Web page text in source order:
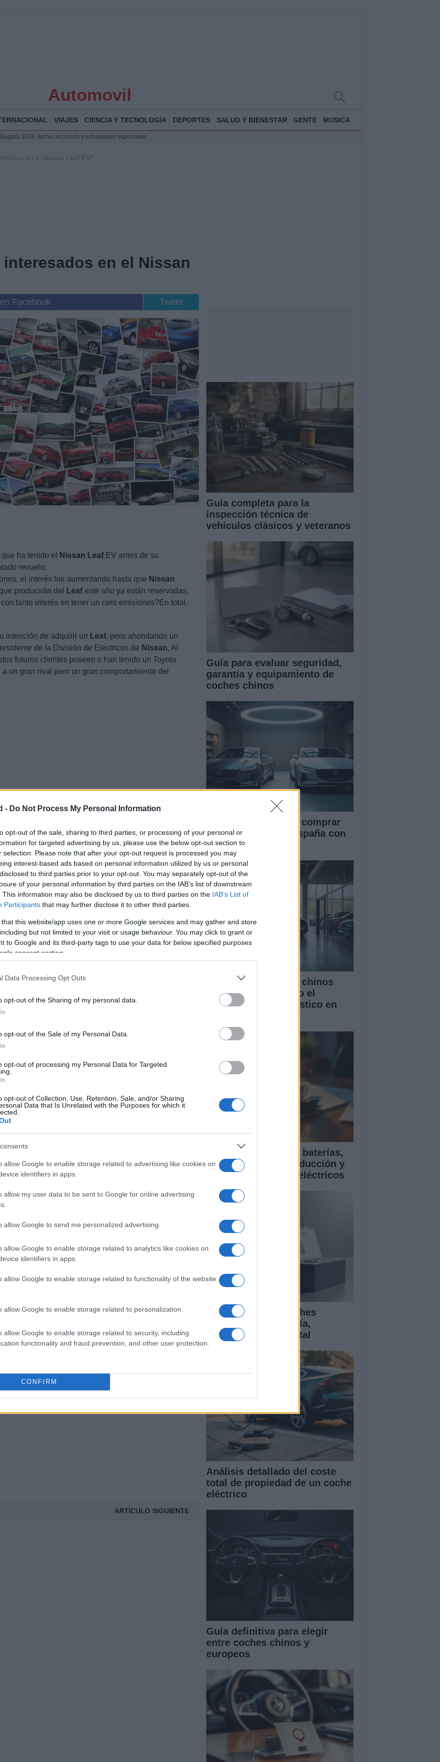
- Do Not Process My Personal Information
opt-out of the sale, sharing to third parties, or processing of your personal or
for targeted advertising by us, please use the below opt-out section to
selection. Please note that after your opt-out request is processed you may
interest-based ads based on personal information utilized by us or personal
to third parties prior to your opt-out. You may separately opt-out of the
of your personal information by third parties on the IAB’s list of downstream
This information may also be disclosed by us to third parties on the IAB’s List of
Participants that may further disclose it to other third parties.
that this website/app uses one or more Google services and may gather and store
but not limited to your visit or usage behaviour. You may click to grant or
to Google and its third-party tags to use your data for below specified purposes
consent section.
Data Processing Opt Outs
opt-out of the Sharing of my personal data.
opt-out of the Sale of my Personal Data.
opt-out of processing my Personal Data for Targeted
opt-out of Collection, Use, Retention, Sale, and/or Sharing
Data that Is Unrelated with the Purposes for which it
allow Google to enable storage related to advertising like cookies on
identifiers in apps.
allow my user data to be sent to Google for online advertising
allow Google to send me personalized advertising.
allow Google to enable storage related to analytics like cookies on
identifiers in apps.
allow Google to enable storage related to functionality of the website
allow Google to enable storage related to personalization.
allow Google to enable storage related to security, including
functionality and fraud prevention, and other user protection.
CONFIRM
Automovil
VIAJES CIENCIA Y TECNOLOGÍA DEPORTES SALUD Y BIENESTAR GENTE MUSICA
2026: fecha, recorrido y actividades especiales
Illa Plana: Menorca apuesta por el deporte náutico sostenible
en el Nissan Leaf EV?
en el Nissan
Facebook Tweet
ha tenido el Nissan Leaf EV antes de su
revuelo.
el interés fue aumentando hasta que Nissan
producirán del
Leaf este año ya están reservadas,
tanto interés en tener un cero emisiones?En total,
intención de adquirir un Leaf, pero ahondando un
de la División de Eléctricos de Nissan, Al
futuros clientes poseen o han tenido un Toyota
un gran rival pero un gran comportamiento del
como un deseo de subir un escalafón en el
un Prius quieren intentar subir un nivel, pasando
eléctrico y de emisiones cero.
producto mejor y está disponible, lo quiero, así
conocen más datos de los futuros dueños del
este coche, que como os he dicho con
como principal y gran espaldarazo para ser un
celebró el inicio de la construcción de Smyrna,
para el
capaz de desarrollar el equivalente a 107
una carga completa será de 160 kilómetros, y
tope.
a través de una conexión de 200V, pero habrá
recargará las baterías al 80%.
aquí.
confirma que elLEAFcostará menos de 30.
© Riproduzione riservata
ARTÍCULO SIGUIENTE
Guía completa para la
inspección técnica de
vehículos clásicos y veteranos
Guía para evaluar seguridad,
garantía y equipamiento de
coches chinos
Guía definitiva para comprar
coches chinos en España con
seguridad
Cómo los vehículos chinos
están transformando el
mercado automovilístico en
Guía para comparar baterías,
asistencias a la conducción y
garantía en coches eléctricos
Comparativa de coches
eléctricos: tecnología,
garantías y coste total
Análisis detallado del coste
total de propiedad de un coche
eléctrico
Guía definitiva para elegir
entre coches chinos y
europeos